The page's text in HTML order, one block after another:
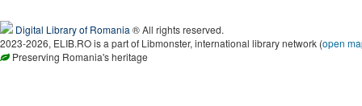
Digital Library of Romania ® All rights reserved.
2023-2026, ELIB.RO is a part of Libmonster, international library network (open
Preserving Romania's heritage